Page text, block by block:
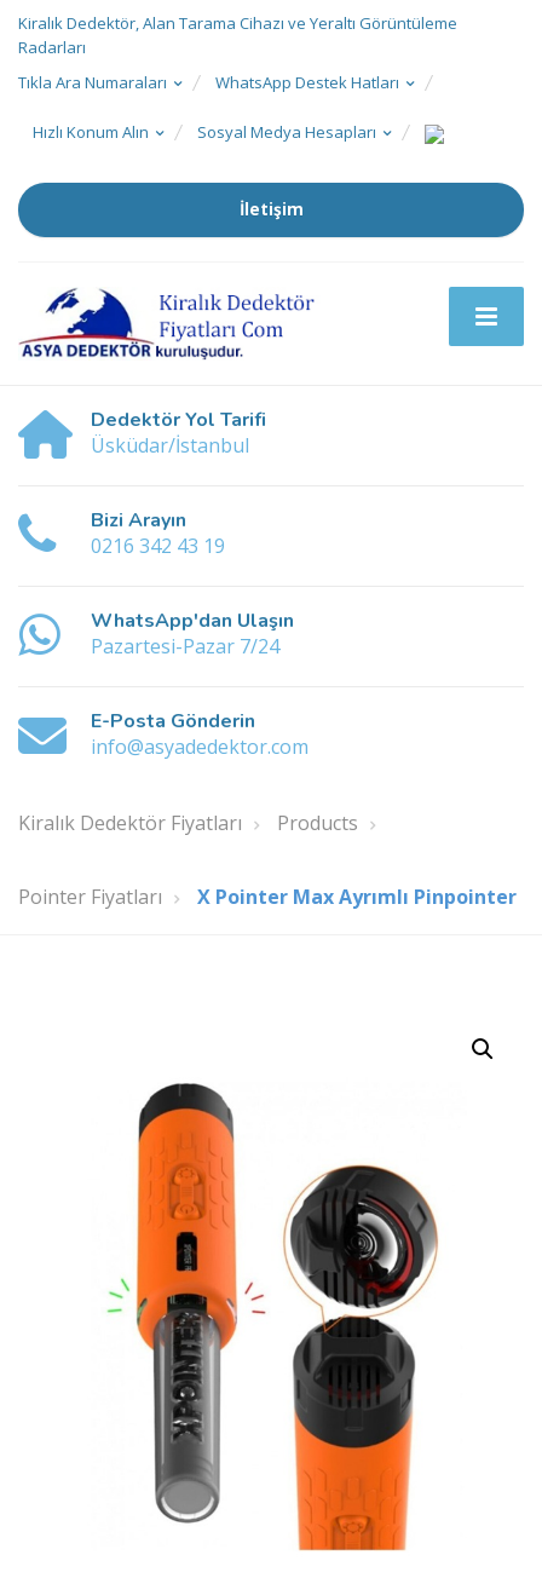
Kiralık Dedektör, Alan Tarama Cihazı ve Yeraltı Görüntüleme
Radarları
Tıkla Ara Numaraları
WhatsApp Destek Hatları
Hızlı Konum Alın Sosyal Medya Hesapları
İletişim
Dedektör Yol Tarifi
Üsküdar/İstanbul
Bizi Arayın
0216 342 43 19
WhatsApp'dan Ulaşın
Pazartesi-Pazar 7/24
E-Posta Gönderin
info@asyadedektor.com
Kiralık Dedektör Fiyatları Products
Pointer Fiyatları X Pointer Max Ayrımlı Pinpointer